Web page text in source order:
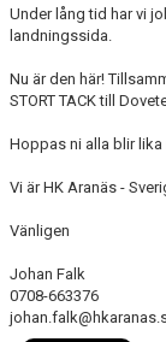
Under lång tid har vi
landningssida.
Nu är den här!
STORT TACK till
Hoppas ni alla blir
Vi är HK Aranäs -
Vänligen
Johan Falk
0708-663376